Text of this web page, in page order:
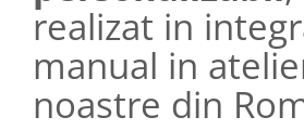
realizat in
manual in
noastre din